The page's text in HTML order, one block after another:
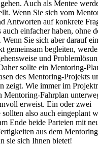
Auch als Mentee
Wenn Sie sich vom
Antworten auf konkrete
einfacher haben, ohne
Sie sich aber darauf
gemeinsam begleiten,
und
sollte ein Mentoring-
des Mentoring-Projekts
zeigt. Wie immer im
Mentoring-Fahrplan
erweist. Ein oder zwei
also auch eingeplant
Ende beide Parteien mit
aus dem
sie sich Ihnen bietet!